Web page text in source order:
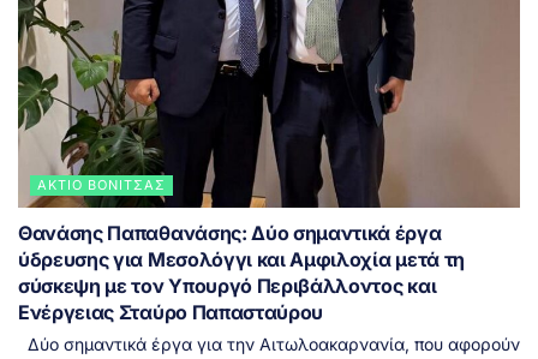
ΆΚΤΙΟ ΒΌΝΙΤΣΑΣ
Θανάσης Παπαθανάσης: Δύο σημαντικά έργα
ύδρευσης για Μεσολόγγι και Αμφιλοχία μετά τη
σύσκεψη με τον Υπουργό Περιβάλλοντος και
Ενέργειας Σταύρο Παπασταύρου
Δύο σημαντικά έργα για την Αιτωλοακαρνανία, που αφορούν